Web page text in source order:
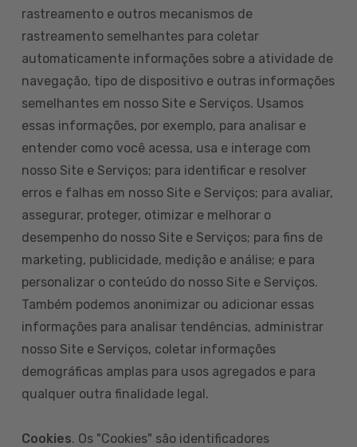
rastreamento e outros mecanismos de
rastreamento semelhantes para coletar
automaticamente informações sobre a atividade de
navegação, tipo de dispositivo e outras informações
semelhantes em nosso Site e Serviços. Usamos
essas informações, por exemplo, para analisar e
entender como você acessa, usa e interage com
nosso Site e Serviços; para identificar e resolver
erros e falhas em nosso Site e Serviços; para avaliar,
assegurar, proteger, otimizar e melhorar o
desempenho do nosso Site e Serviços; para fins de
marketing, publicidade, medição e análise; e para
personalizar o conteúdo do nosso Site e Serviços.
Também podemos anonimizar ou adicionar essas
informações para analisar tendências, administrar
nosso Site e Serviços, coletar informações
demográficas amplas para usos agregados e para
qualquer outra finalidade legal.
Cookies. Os "Cookies" são identificadores